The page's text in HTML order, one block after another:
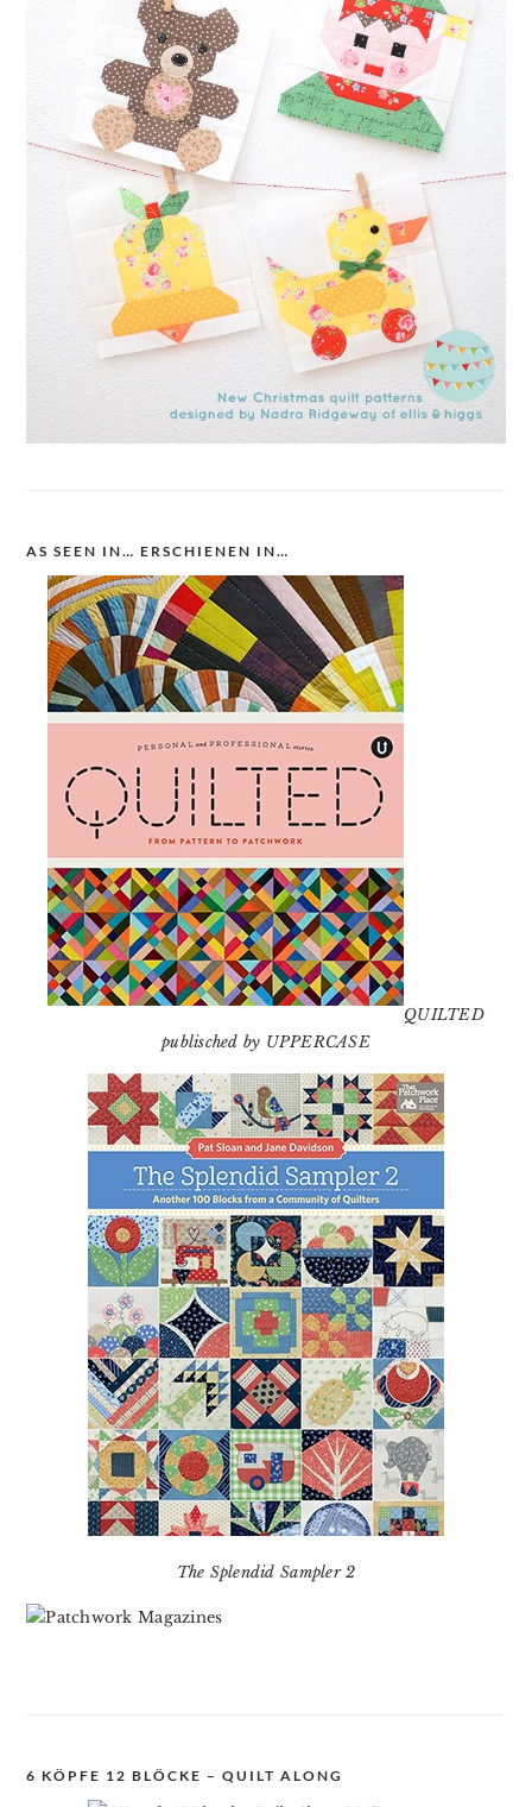
AS SEEN IN… ERSCHIENEN IN…
QUILTED
publisched by UPPERCASE
The Splendid Sampler 2
6 KÖPFE 12 BLÖCKE – QUILT ALONG